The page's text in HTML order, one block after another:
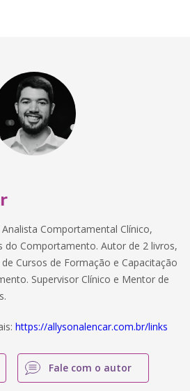
Comportamental Clínico,
do Comportamento. Autor de 2 livros,
Cursos de Formação e Capacitação
Supervisor Clínico e Mentor de
https://allysonalencar.com.br/links
Fale com o autor